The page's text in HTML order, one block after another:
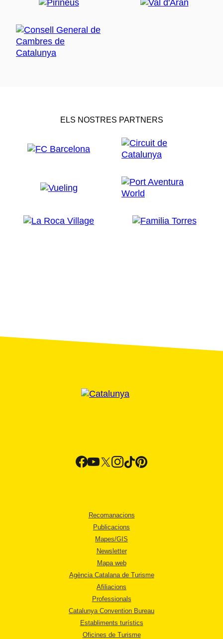
ELS NOSTRES PARTNERS
Recomanacions
Publicacions
Mapes/GIS
Newsletter
Mapa web
Agència Catalana de Turisme
Afiliacions
Professionals
Catalunya Convention Bureau
Establiments turístics
Oficines de Turisme